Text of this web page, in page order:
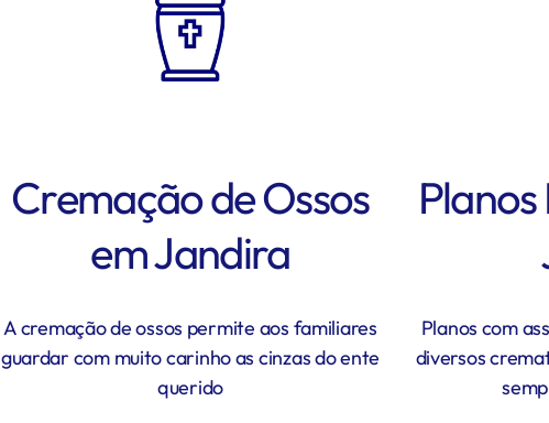
Cremação de Ossos
em Jandira
A cremação de ossos permite aos familiares
guardar com muito carinho as cinzas do ente
querido
Planos com
diversos